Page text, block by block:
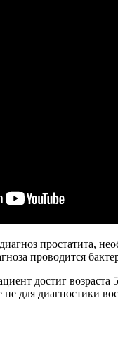
простатита,
проводится
достиг
не для диагностики